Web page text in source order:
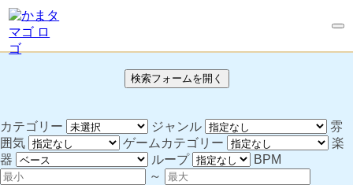
検索フォームを開く
カテゴリー ジャンル
雰
囲気
ゲームカテゴリー
楽
器
ループ
BPM
～